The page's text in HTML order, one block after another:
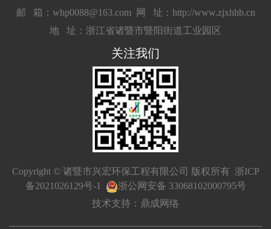
邮 箱：whp0088@163.com
网 址：http://www.zjxhhb.cn
地 址：浙江省诸暨市暨阳街道工业园区
关注我们
Copyright © 诸暨市兴宏环保工程有限公司 版权所有 浙ICP
备2021026129号-1
浙公网安备 33068102000795号
技术支持：鼎成网络